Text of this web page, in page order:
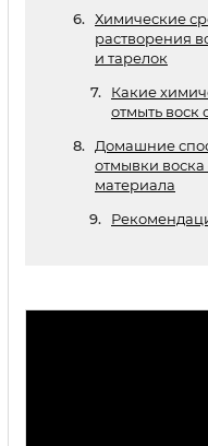
Химические
растворения
и тарелок
Какие
отмыть воск
Домашние
отмывки
материала